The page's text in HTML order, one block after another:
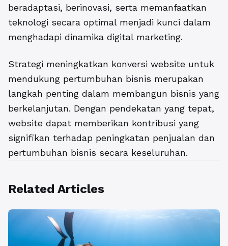
beradaptasi, berinovasi, serta memanfaatkan
teknologi secara optimal menjadi kunci dalam
menghadapi dinamika digital marketing.
Strategi meningkatkan konversi website untuk
mendukung pertumbuhan bisnis merupakan
langkah penting dalam membangun bisnis yang
berkelanjutan. Dengan pendekatan yang tepat,
website dapat memberikan kontribusi yang
signifikan terhadap peningkatan penjualan dan
pertumbuhan bisnis secara keseluruhan.
Related Articles